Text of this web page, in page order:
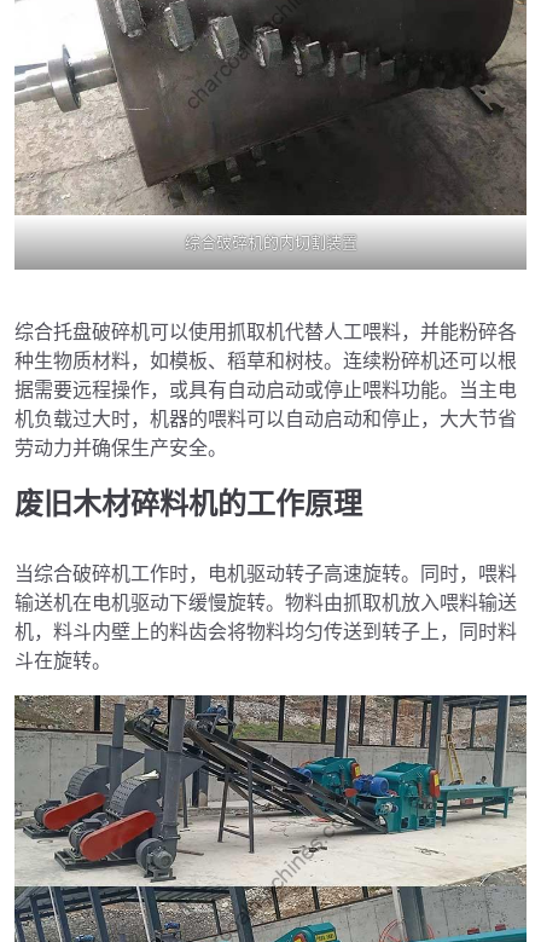
综合破碎机的内切割装置
综合托盘破碎机可以使用抓取机代替人工喂料，并能粉碎各
种生物质材料，如模板、稻草和树枝。连续粉碎机还可以根
据需要远程操作，或具有自动启动或停止喂料功能。当主电
机负载过大时，机器的喂料可以自动启动和停止，大大节省
劳动力并确保生产安全。
废旧木材碎料机的工作原理
当综合破碎机工作时，电机驱动转子高速旋转。同时，喂料
输送机在电机驱动下缓慢旋转。物料由抓取机放入喂料输送
机，料斗内壁上的料齿会将物料均匀传送到转子上，同时料
斗在旋转。